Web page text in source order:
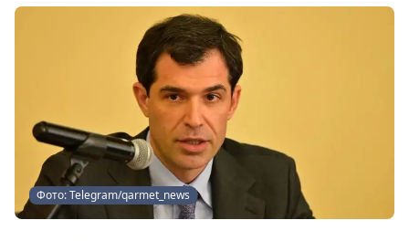
Фото: Telegram/qarmet_news